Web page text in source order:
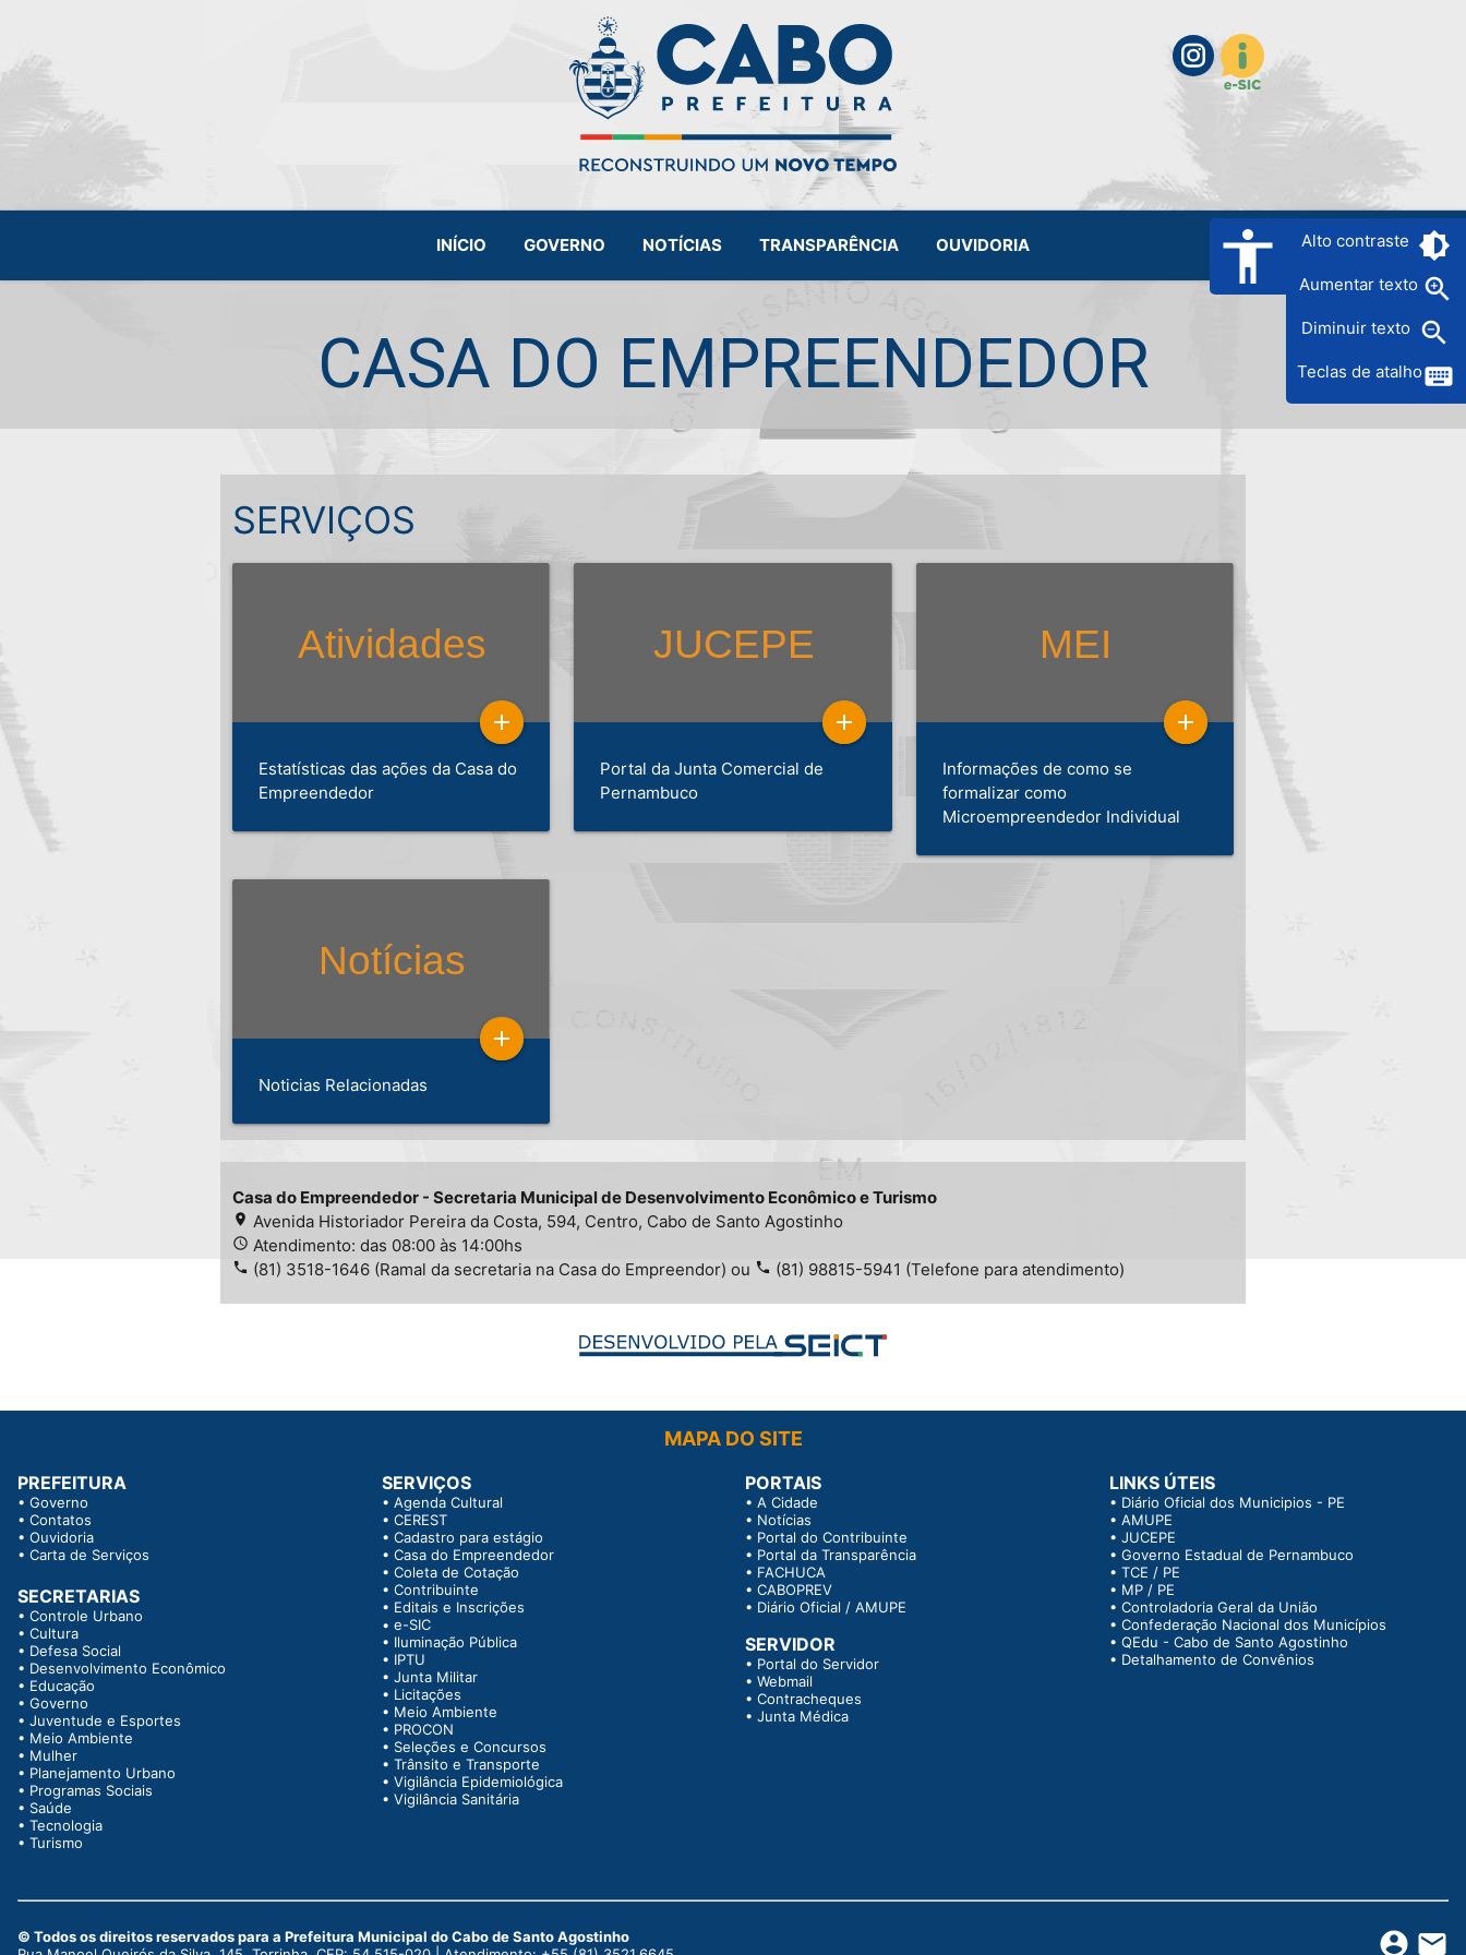
accessibility Alto contraste brightness_6
Aumentar texto zoom_in
Diminuir texto zoom_out
Teclas de atalhokeyboard
INÍCIO GOVERNO NOTÍCIAS TRANSPARÊNCIA OUVIDORIA
CASA DO EMPREENDEDOR
SERVIÇOS
add
Estatísticas das ações da Casa do
Empreendedor
add
Portal da Junta Comercial de
Pernambuco
add
Informações de como se
formalizar como
Microempreendedor Individual
add
Noticias Relacionadas
Casa do Empreendedor - Secretaria Municipal de Desenvolvimento Econômico e Turismo
place Avenida Historiador Pereira da Costa, 594, Centro, Cabo de Santo Agostinho
access_time Atendimento: das 08:00 às 14:00hs
phone (81) 3518-1646 (Ramal da secretaria na Casa do Empreendor) ou phone (81) 98815-5941 (Telefone para atendimento)
MAPA DO SITE
PREFEITURA
•Governo
•Contatos
•Ouvidoria
•Carta de Serviços
SECRETARIAS
•Controle Urbano
•Cultura
• Defesa Social
• Desenvolvimento Econômico
• Educação
•Governo
•Juventude e Esportes
• Meio Ambiente
• Mulher
• Planejamento Urbano
• Programas Sociais
• Saúde
•Tecnologia
•Turismo
SERVIÇOS
• Agenda Cultural
• CEREST
• Cadastro para estágio
• Casa do Empreendedor
• Coleta de Cotação
• Contribuinte
• Editais e Inscrições
• e-SIC
• Iluminação Pública
• IPTU
• Junta Militar
• Licitações
• Meio Ambiente
• PROCON
• Seleções e Concursos
• Trânsito e Transporte
• Vigilância Epidemiológica
• Vigilância Sanitária
PORTAIS
•A Cidade
• Notícias
• Portal do Contribuinte
• Portal da Transparência
• FACHUCA
•CABOPREV
• Diário Oficial / AMUPE
SERVIDOR
• Portal do Servidor
•Webmail
•Contracheques
•Junta Médica
LINKS ÚTEIS
• Diário Oficial dos Municipios - PE
• AMUPE
• JUCEPE
• Governo Estadual de Pernambuco
• TCE / PE
• MP / PE
• Controladoria Geral da União
• Confederação Nacional dos Municípios
• QEdu - Cabo de Santo Agostinho
• Detalhamento de Convênios
© Todos os direitos reservados para a Prefeitura Municipal do Cabo de Santo Agostinho
account_circle email